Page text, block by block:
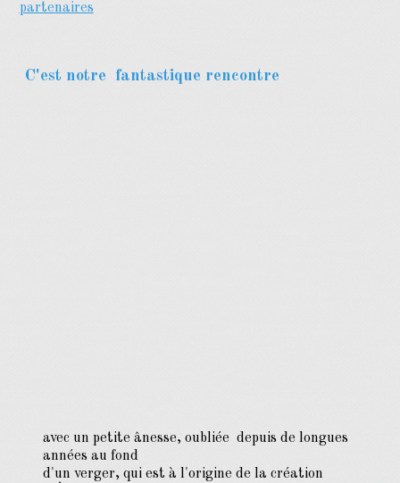
partenaires
C'est notre fantastique rencontre
avec un petite ânesse, oubliée depuis de longues
années au fond
d'un verger, qui est à l'origine de la création